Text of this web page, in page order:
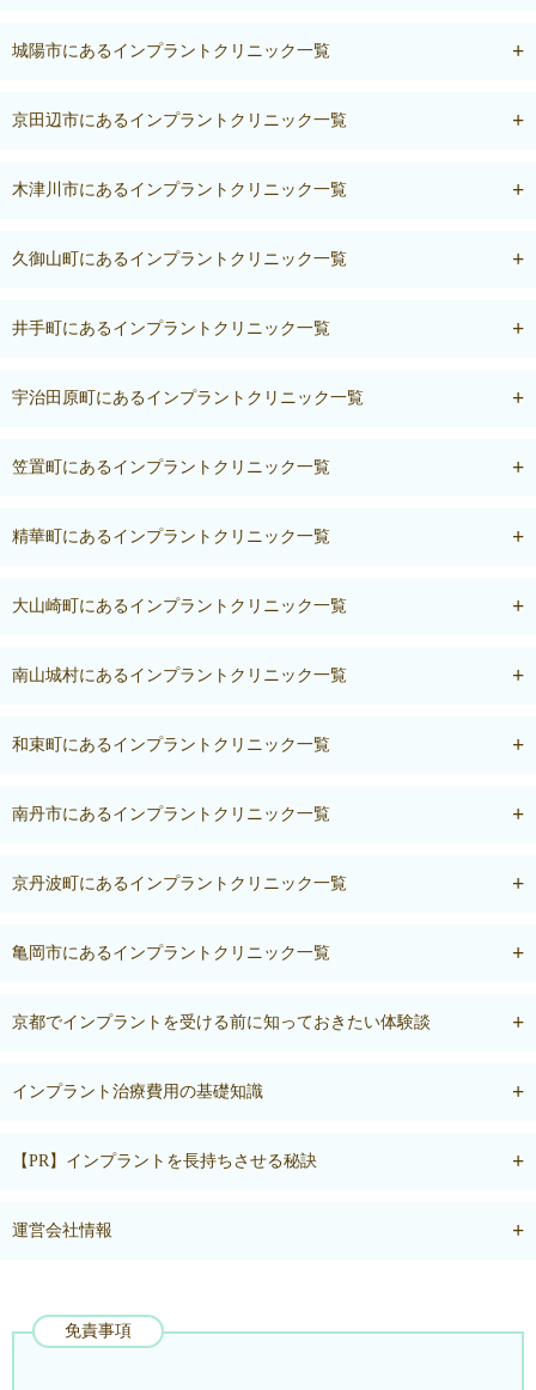
城陽市にあるインプラントクリニック一覧
京田辺市にあるインプラントクリニック一覧
木津川市にあるインプラントクリニック一覧
久御山町にあるインプラントクリニック一覧
井手町にあるインプラントクリニック一覧
宇治田原町にあるインプラントクリニック一覧
笠置町にあるインプラントクリニック一覧
精華町にあるインプラントクリニック一覧
大山崎町にあるインプラントクリニック一覧
南山城村にあるインプラントクリニック一覧
和束町にあるインプラントクリニック一覧
南丹市にあるインプラントクリニック一覧
京丹波町にあるインプラントクリニック一覧
亀岡市にあるインプラントクリニック一覧
京都でインプラントを受ける前に知っておきたい体験談
インプラント治療費用の基礎知識
【PR】インプラントを長持ちさせる秘訣
運営会社情報
免責事項